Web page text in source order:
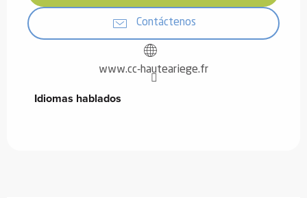
Contáctenos
www.cc-hauteariege.fr
Idiomas hablados
Idiomas hablados